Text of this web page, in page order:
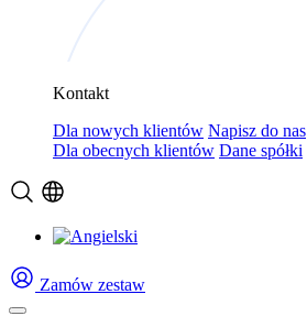
Kontakt
Dla nowych klientów Napisz do nas
Dla obecnych klientów Dane spółki
Zamów zestaw